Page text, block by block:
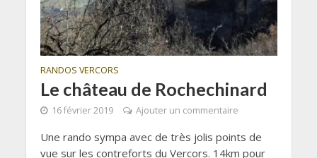
RANDOS VERCORS
Le château de Rochechinard
16 février 2019 Ajouter un commentaire
Une rando sympa avec de très jolis points de
vue sur les contreforts du Vercors. 14km pour